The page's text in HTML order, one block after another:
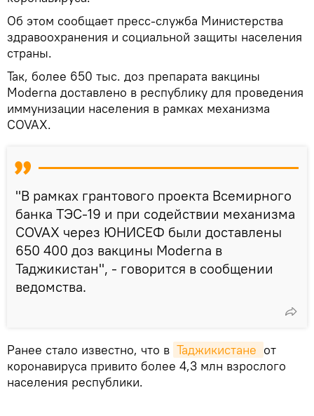
Об этом сообщает пресс-служба Министерства
здравоохранения и социальной защиты населения
страны.
Так, более 650 тыс. доз препарата вакцины
Moderna доставлено в республику для проведения
иммунизации населения в рамках механизма
COVAX.
"В рамках грантового проекта Всемирного
банка ТЭС-19 и при содействии механизма
COVAX через ЮНИСЕФ были доставлены
650 400 доз вакцины Moderna в
Таджикистан", - говорится в сообщении
ведомства.
Ранее стало известно, что в Таджикистане от
коронавируса привито более 4,3 млн взрослого
населения республики.